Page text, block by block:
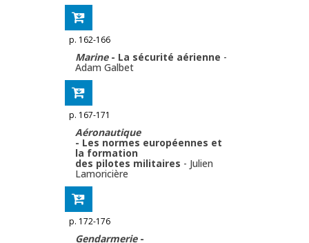
p. 162-166
Marine - La sécurité aérienne -
Adam Galbet
p. 167-171
Aéronautique
- Les normes européennes et
la formation
des pilotes militaires - Julien
Lamoricière
p. 172-176
Gendarmerie -